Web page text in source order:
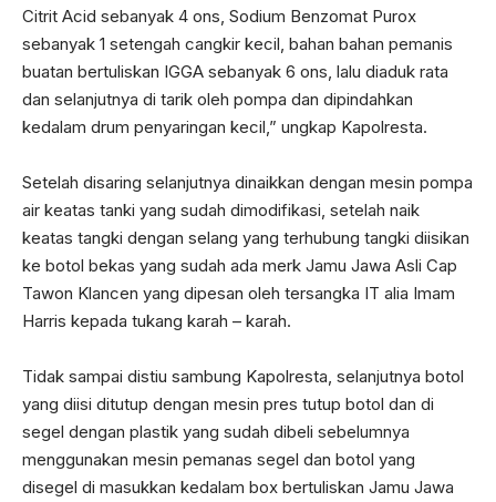
Citrit Acid sebanyak 4 ons, Sodium Benzomat Purox
sebanyak 1 setengah cangkir kecil, bahan bahan pemanis
buatan bertuliskan IGGA sebanyak 6 ons, lalu diaduk rata
dan selanjutnya di tarik oleh pompa dan dipindahkan
kedalam drum penyaringan kecil,” ungkap Kapolresta.
Setelah disaring selanjutnya dinaikkan dengan mesin pompa
air keatas tanki yang sudah dimodifikasi, setelah naik
keatas tangki dengan selang yang terhubung tangki diisikan
ke botol bekas yang sudah ada merk Jamu Jawa Asli Cap
Tawon Klancen yang dipesan oleh tersangka IT alia Imam
Harris kepada tukang karah – karah.
Tidak sampai distiu sambung Kapolresta, selanjutnya botol
yang diisi ditutup dengan mesin pres tutup botol dan di
segel dengan plastik yang sudah dibeli sebelumnya
menggunakan mesin pemanas segel dan botol yang
disegel di masukkan kedalam box bertuliskan Jamu Jawa